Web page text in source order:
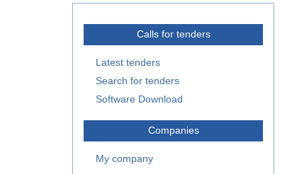
Calls for tenders
Latest tenders
Search for tenders
Software Download
Companies
My company